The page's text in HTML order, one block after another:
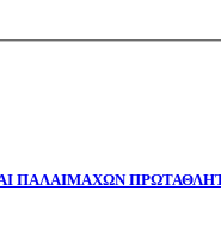
ΠΑΛΑΙΜΑΧΩΝ